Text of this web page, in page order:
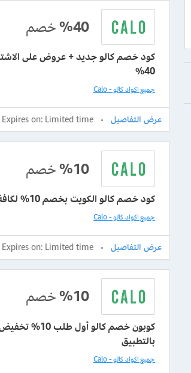
%40خصم
كود خصم كالو جديد + عروض على
40%
جميع اكواد كالو - Calo
Expires on: Limited time
%10خصم
كود خصم كالو الكويت بخصم 10% لكافة الخطط والاشتراكات
جميع اكواد كالو - Calo
Expires on: Limited time
%10خصم
كوبون خصم
بالتطبيق
جميع اكواد كالو - Calo